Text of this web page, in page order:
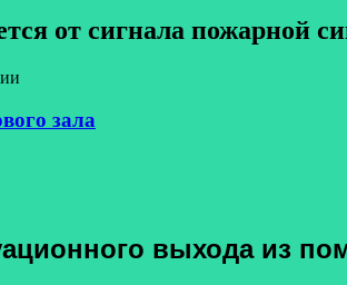
от сигнала пожарной
зала
выхода из